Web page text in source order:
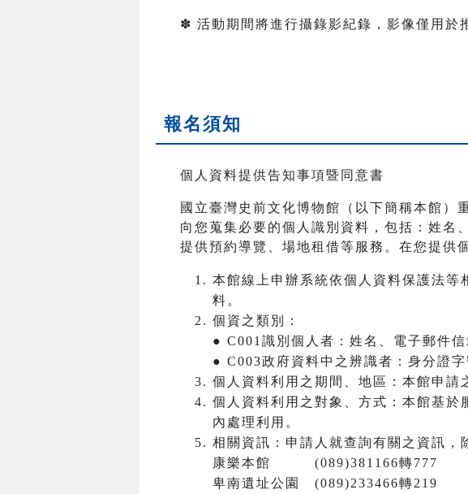
✽ 活動期間將進行攝錄影紀錄，影像僅用於
報名須知
個人資料提供告知事項暨同意書
國立臺灣史前文化博物館（以下簡稱本館）
向您蒐集必要的個人識別資料，包括：姓名
提供預約導覽、場地租借等服務。在您提供
本館線上申辦系統依個人資料保護法等
料。
個資之類別：
● C001識別個人者：姓名、電子郵件
● C003政府資料中之辨識者：身分證字
個人資料利用之期間、地區：本館申請
個人資料利用之對象、方式：本館基於
內處理利用。
相關資訊：申請人就查詢有關之資訊，
康樂本館 (089)381166轉777
卑南遺址公園 (089)233466轉219